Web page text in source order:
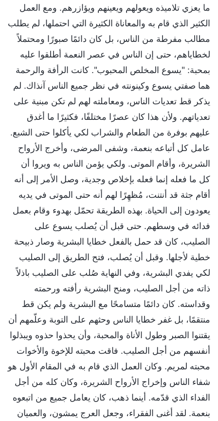
ما يعزي تلاميذه ويعولهم ويعينهم ويؤازرهم. ومع العمل
الكثير الذي قام به والمعاناة الكثيرة التي احتملها، لم يطلب
مطالب مفرطة من الناس، بل كان دائمًا صبورًا ومحتملاً
لخطاياهم، حتى إن الناس في عصر النعمة أطلقوا عليه
بمحبة: "يسوع المخلص المحبوب". كانت الرأفة والرحمة
هما صفتي يسوع وكينونته في نظر جميع الناس آنذاك. لم
يذكر قط تعديات الناس، ومعاملته لهم لم تكن مبنية على
تعدياتهم. ولأن هذا كان عصرًا مختلفًا، فكثيرًا ما أغدق
عليهم بوفرة من الطعام والشراب لكي يأكلوا حتى الشبع.
عامل كل أتباعه بنعمة، وشفى المرضى، وأخرج الأرواح
الشريرة، وأقام الموتى. ولكي يؤمن الناس به ويروا أن
كل ما فعله إنما فعله بإخلاص وجدية، وصل الأمر إلى أنه
أقام جثة قد أنتنت، مُظهِرًا لهم أنه حتى الموتى في يديه
يعودون إلى الحياة. بهذه الطريقة تحمّل بهدوء وقام بعمل
فدائه في وسطهم. حتى قبل أن يُصلب يسوع على
الصليب، كان قد حمل بالفعل خطايا البشرية وصار ذبيحة
خطية لأجلها. وقبل أن يُصلب، فتح الطريق إلى الصليب
لكي يفدي البشرية، وفي النهاية صُلب على الصليب باذلاً
ذاته من أجل الصليب، ومنح البشرية رأفته ورحمته
وقداسته. كان دائمًا متسامحًا مع البشرية ولم يكن قط
منتقمًا، بل غفر خطايا الناس وحثهم على التوبة وعلّمهم أن
يقتنوا الصبر وطول الأناة والمحبة، وأن يحذوا حذوه ويبذلوا
أنفسهم من أجل الصليب. فاقت محبته للإخوة والأخوات
محبته لمريم. وكان العمل الذي قام به في المقام الأول هو
شفاء الناس وإخراج الأرواح الشريرة، وكان كله من أجل
الفداء الذي قدّمه. أينما ذهب، كان يعامل جميع من اتبعوه
بنعمة. لقد أغنى الفقراء، وجعل العرج يمشون، والعميان